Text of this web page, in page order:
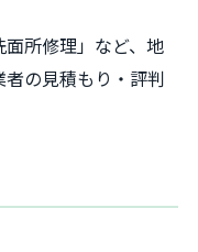
面所修理」など、地
の見積もり・評判